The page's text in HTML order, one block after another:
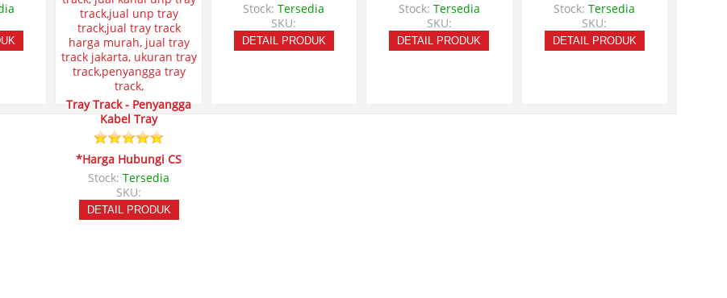
Tray Track - Penyangga
Kabel Tray
*Harga Hubungi CS
Stock:Tersedia
SKU:
DETAIL PRODUK
Stock:Tersedia
SKU:
DETAIL PRODUK
Stock: Tersedia
SKU:
DETAIL PRODUK
Stock:Tersedia
SKU:
DETAIL PRODUK